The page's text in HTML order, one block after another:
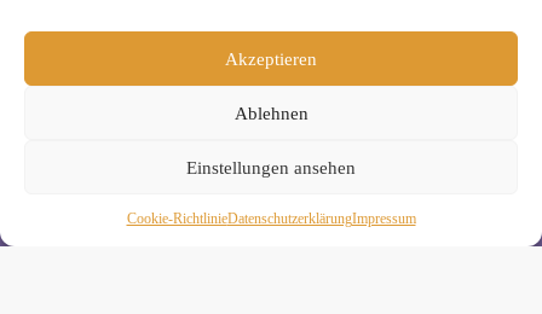
Akzeptieren
Ablehnen
Einstellungen ansehen
Cookie-RichtlinieDaten­schutz­erklä­rungImpressum
» Unsere Hygienemassnahmen